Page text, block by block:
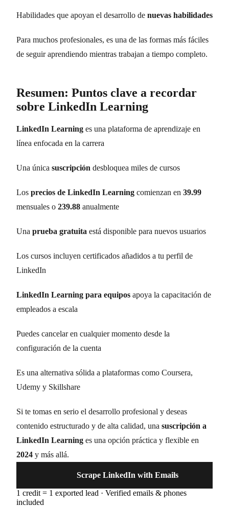
Habilidades que apoyan el desarrollo de nuevas habilidades
Para muchos profesionales, es una de las formas más fáciles
de seguir aprendiendo mientras trabajan a tiempo completo.
Resumen: Puntos clave a recordar
sobre LinkedIn Learning
LinkedIn Learning es una plataforma de aprendizaje en
línea enfocada en la carrera
Una única suscripción desbloquea miles de cursos
Los precios de LinkedIn Learning comienzan en 39.99
mensuales o 239.88 anualmente
Una prueba gratuita está disponible para nuevos usuarios
Los cursos incluyen certificados añadidos a tu perfil de
LinkedIn
LinkedIn Learning para equipos apoya la capacitación de
empleados a escala
Puedes cancelar en cualquier momento desde la
configuración de la cuenta
Es una alternativa sólida a plataformas como Coursera,
Udemy y Skillshare
Si te tomas en serio el desarrollo profesional y deseas
contenido estructurado y de alta calidad, una suscripción a
LinkedIn Learning es una opción práctica y flexible en
2024 y más allá.
Scrape LinkedIn with Emails
1 credit = 1 exported lead · Verified emails & phones
included